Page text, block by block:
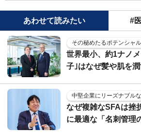
あわせて読みたい #
その秘めたるポテンシャ
世界最小、約1ナノ
子｣はなぜ髪や肌を
中堅企業にリーズナブル
なぜ複雑なSFAは挫
に最適な「名刺管理